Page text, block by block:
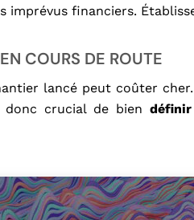
imprévus financiers.
COURS DE ROUTE
lancé peut coûter
donc crucial de bien